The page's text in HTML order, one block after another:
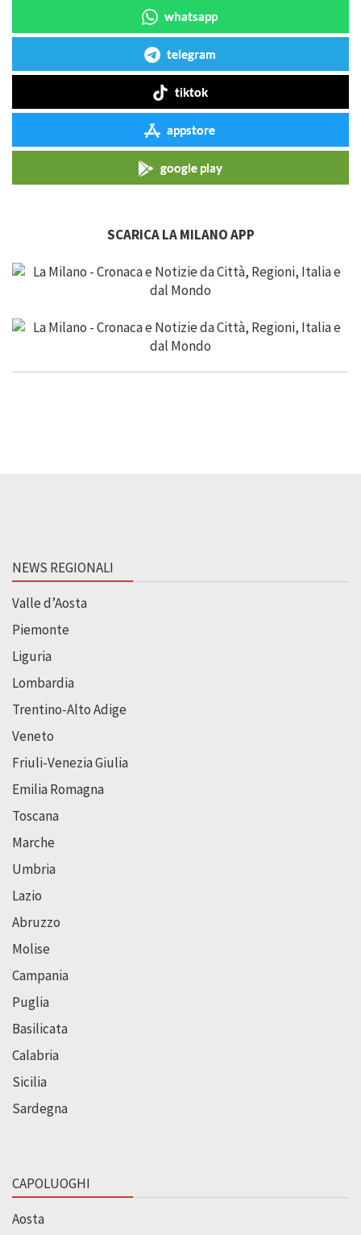
whatsapp
telegram
tiktok
appstore
google play
SCARICA LA MILANO APP
NEWS REGIONALI
Valle d’Aosta
Piemonte
Liguria
Lombardia
Trentino-Alto Adige
Veneto
Friuli-Venezia Giulia
Emilia Romagna
Toscana
Marche
Umbria
Lazio
Abruzzo
Molise
Campania
Puglia
Basilicata
Calabria
Sicilia
Sardegna
CAPOLUOGHI
Aosta